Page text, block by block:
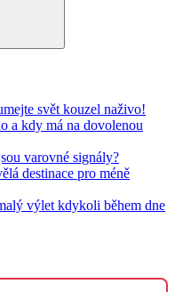
svět kouzel naživo!
a kdy má na dovolenou
varovné signály?
destinace pro méně
výlet kdykoli během dne